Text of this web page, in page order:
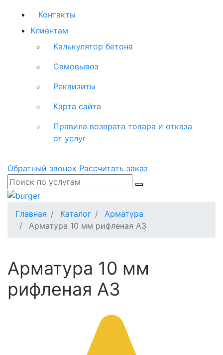
Контакты
Клиентам
Калькулятор бетона
Самовывоз
Реквизиты
Карта сайта
Правила возврата товара и отказа
от услуг
Обратный звонок Рассчитать заказ
Главная Каталог
Арматура
Арматура 10 мм рифленая А3
Арматура 10 мм
рифленая А3